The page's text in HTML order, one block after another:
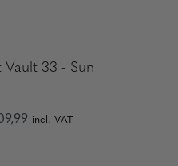
Vault 33 - Sun
incl. VAT